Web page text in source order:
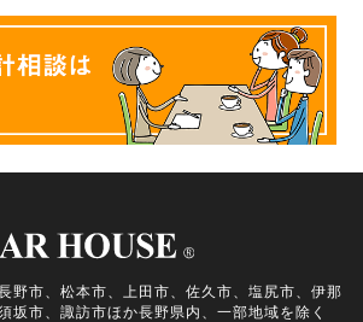
野市、松本市、上田市、佐久市、塩尻市、伊那
坂市、諏訪市ほか長野県内、一部地域を除く